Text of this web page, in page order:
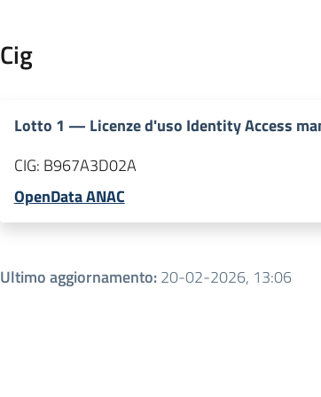
Cig
Lotto 1 — Licenze d'uso Identity Access
CIG: B967A3D02A
OpenData ANAC
Ultimo aggiornamento:20-02-2026, 13:06